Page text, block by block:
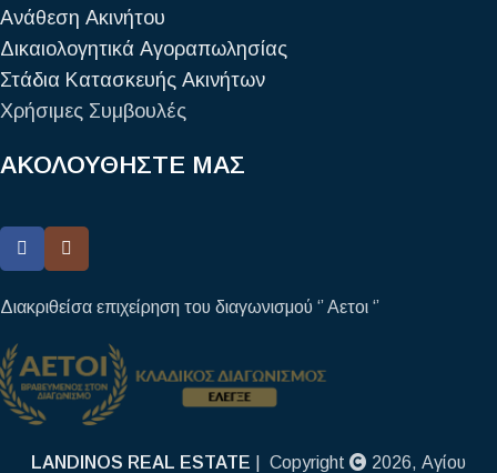
Ανάθεση Ακινήτου
Δικαιολογητικά Αγοραπωλησίας
Στάδια Κατασκευής Ακινήτων
Χρήσιμες Συμβουλές
ΑΚΟΛΟΥΘΗΣΤΕ ΜΑΣ
Διακριθείσα επιχείρηση του διαγωνισμού ‘’ Αετοι ‘’
LANDINOS REAL ESTATE | Copyright 2026, Αγίου